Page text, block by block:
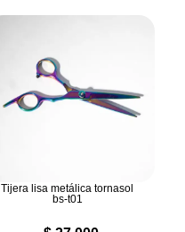
Tijera lisa metálica tornasol
bs-t01